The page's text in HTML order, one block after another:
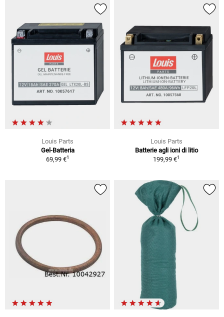
Louis Parts
Gel-Batteria
69,99 €1
Louis Parts
Batterie agli ioni di litio
199,99 €1